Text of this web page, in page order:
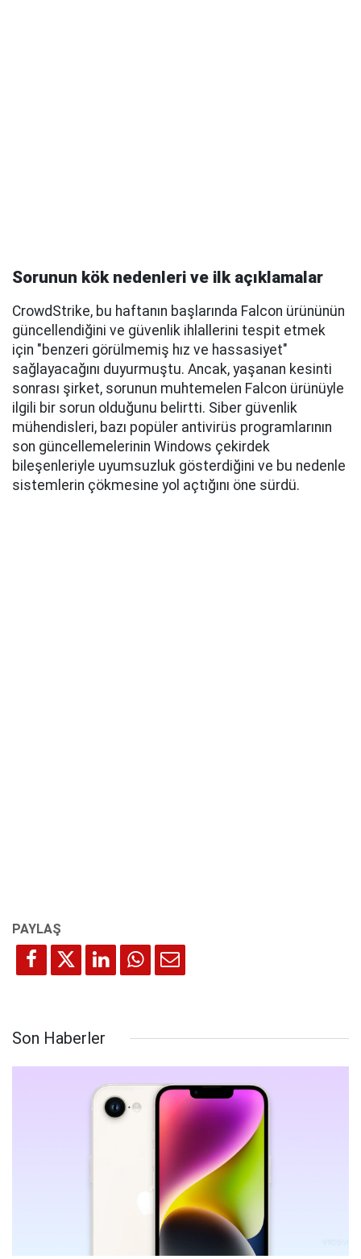
Sorunun kök nedenleri ve ilk açıklamalar
CrowdStrike, bu haftanın başlarında Falcon ürününün
güncellendiğini ve güvenlik ihlallerini tespit etmek
için "benzeri görülmemiş hız ve hassasiyet"
sağlayacağını duyurmuştu. Ancak, yaşanan kesinti
sonrası şirket, sorunun muhtemelen Falcon ürünüyle
ilgili bir sorun olduğunu belirtti. Siber güvenlik
mühendisleri, bazı popüler antivirüs programlarının
son güncellemelerinin Windows çekirdek
bileşenleriyle uyumsuzluk gösterdiğini ve bu nedenle
sistemlerin çökmesine yol açtığını öne sürdü.
Son Haberler